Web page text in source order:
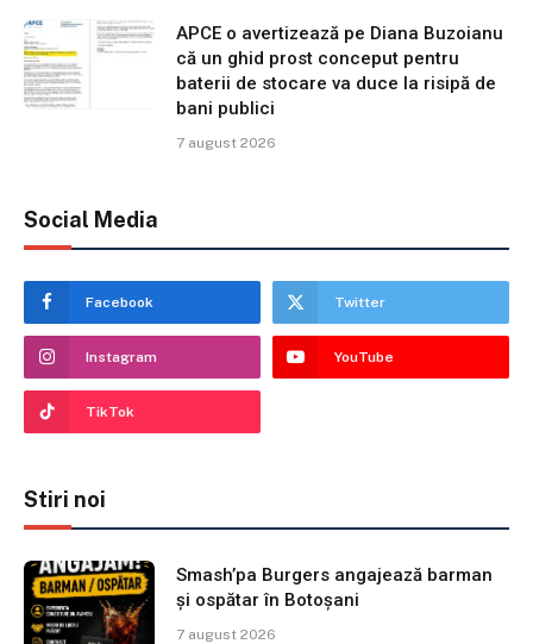
APCE o avertizează pe Diana Buzoianu
că un ghid prost conceput pentru
baterii de stocare va duce la risipă de
bani publici
7 august 2026
Social Media
Facebook Twitter
Instagram YouTube
TikTok
Stiri noi
Smash’pa Burgers angajează barman
și ospătar în Botoșani
7 august 2026